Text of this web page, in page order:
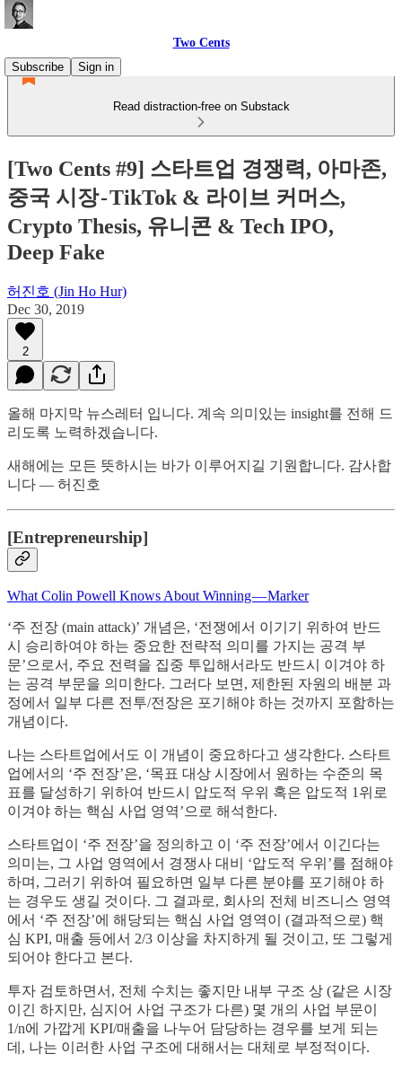
Two Cents
Subscribe
Sign in
Read distraction-free on Substack
[Two Cents #9] 스타트업 경쟁력, 아마존,
중국 시장 - TikTok & 라이브 커머스,
Crypto Thesis, 유니콘 & Tech IPO,
Deep Fake
허진호 (Jin Ho Hur)
Dec 30, 2019
2
올해 마지막 뉴스레터 입니다. 계속 의미있는 insight를 전해 드
리도록 노력하겠습니다.
새해에는 모든 뜻하시는 바가 이루어지길 기원합니다. 감사합
니다 — 허진호
[Entrepreneurship]
What Colin Powell Knows About Winning — Marker
‘주 전장 (main attack)’ 개념은, ‘전쟁에서 이기기 위하여 반드
시 승리하여야 하는 중요한 전략적 의미를 가지는 공격 부
문’으로서, 주요 전력을 집중 투입해서라도 반드시 이겨야 하
는 공격 부문을 의미한다. 그러다 보면, 제한된 자원의 배분 과
정에서 일부 다른 전투/전장은 포기해야 하는 것까지 포함하는
개념이다.
나는 스타트업에서도 이 개념이 중요하다고 생각한다. 스타트
업에서의 ‘주 전장’은, ‘목표 대상 시장에서 원하는 수준의 목
표를 달성하기 위하여 반드시 압도적 우위 혹은 압도적 1위로
이겨야 하는 핵심 사업 영역’으로 해석한다.
스타트업이 ‘주 전장’을 정의하고 이 ‘주 전장’에서 이긴다는
의미는, 그 사업 영역에서 경쟁사 대비 ‘압도적 우위’를 점해야
하며, 그러기 위하여 필요하면 일부 다른 분야를 포기해야 하
는 경우도 생길 것이다. 그 결과로, 회사의 전체 비즈니스 영역
에서 ‘주 전장’에 해당되는 핵심 사업 영역이 (결과적으로) 핵
심 KPI, 매출 등에서 2/3 이상을 차지하게 될 것이고, 또 그렇게
되어야 한다고 본다.
투자 검토하면서, 전체 수치는 좋지만 내부 구조 상 (같은 시장
이긴 하지만, 심지어 사업 구조가 다른) 몇 개의 사업 부문이
1/n에 가깝게 KPI/매출을 나누어 담당하는 경우를 보게 되는
데, 나는 이러한 사업 구조에 대해서는 대체로 부정적이다.